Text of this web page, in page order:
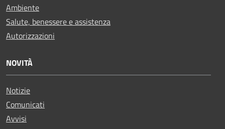
Ambiente
Salute, benessere e assistenza
Autorizzazioni
NOVITÀ
Notizie
Comunicati
Avvisi